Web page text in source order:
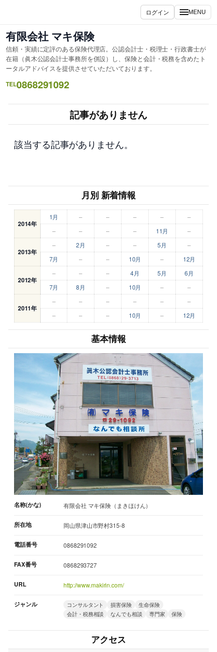
を
ス
キ
ッ
ログイン MENU
有限会社 マキ保険
信頼・実績に定評のある保険代理店。公認会計士・税理士・行政書士が
在籍（眞木公認会計士事務所を併設）し、保険と会計・税務を含めたト
ータルアドバイスを提供させていただいております。
TEL0868291092
記事がありません
該当する記事がありません。
月別 新着情報
2014年
1月 – – – –
–
–
– – – 11月 –
2013年
– 2月 – – 5月
–
7月
– – 10月 – 12月
2012年
– – – 4月 5月
6月
7月
8月 – 10月 – –
2011年
– – – – –
–
–
– – 10月 – 12月
基本情報
名称(かな) 有限会社 マキ保険（まきほけん）
所在地 岡山県津山市野村315-8
電話番号 0868291092
FAX番号 0868293727
URL http://www.makirin.com/
ジャンル コンサルタント 損害保険
生命保険
会計・税務相談
なんでも相談 専門家 保険
アクセス